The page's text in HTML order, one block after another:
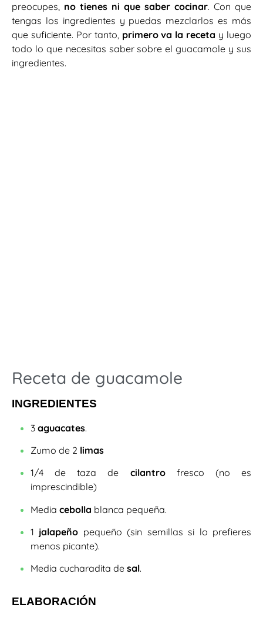
preocupes, no tienes ni que saber cocinar. Con que
tengas los ingredientes y puedas mezclarlos es más
que suficiente. Por tanto, primero va la receta y luego
todo lo que necesitas saber sobre el guacamole y sus
ingredientes.
Receta de guacamole
INGREDIENTES
3 aguacates.
Zumo de 2 limas
1/4 de taza de cilantrofresco (no es
imprescindible)
Media cebolla blanca pequeña.
1 jalapeño pequeño (sin semillas si lo prefieres
menos picante).
Media cucharadita de sal.
ELABORACIÓN